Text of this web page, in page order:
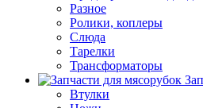
Разное
Ролики, коплеры
Слюда
Тарелки
Трансформаторы
Втулки